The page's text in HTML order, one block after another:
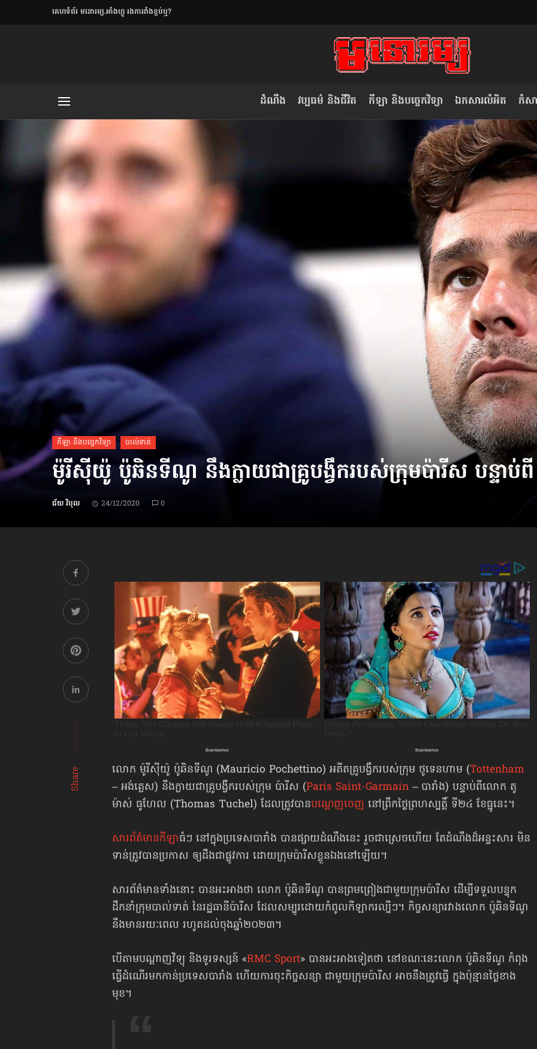
​គេហទំព័រ មនោរម្យ.អាំងហ្វូ រងការរាំងខ្ទប់ឬ?
ដំណឹង វប្បធម៌ និងជីវិត កីឡា និងបច្ចេកវិទ្យា ឯកសារលំអិត កំសា
កីឡា និងបច្ចេកវិទ្យា បាល់ទាត់
ម៉ូរីស៊ីយ៉ូ ប៉ូឆិនទីណូ នឹងក្លាយជាគ្រូបង្វឹក​របស់​ក្រុមប៉ារីស បន្ទា
ជ័យ វិបុល 24/12/2020 0
Share លោក ម៉ូរីស៊ីយ៉ូ ប៉ូឆិនទីណូ (Mauricio Pochettino) អតីតគ្រូបង្វឹករបស់ក្រុម ថូទេនហាម (Tottenham
– អង់គ្លេស) នឹងក្លាយជា​គ្រូបង្វឹក​របស់ក្រុម ប៉ារីស (Paris Saint-Garmain – បារាំង) បន្ទាប់ពីលោក តូ
ម៉ាស់ ធូហែល (Thomas Tuchel) ដែលត្រូវបានបណ្ដេញចេញ នៅព្រឹកថ្ងៃព្រហស្បត្តិ៍ ទី២៤ ខែធ្នូនេះ។
សារព័ត៌មានកីឡាធំៗ នៅក្នុងប្រទេសបារាំង បានផ្សាយដំណឹងនេះ រួចជាស្រេចហើយ តែដំណឹងដ៏អន្ទះសារ មិន
ទាន់ត្រូវបាន​ប្រកាស ឲ្យដឹងជាផ្លូវការ ដោយក្រុមប៉ារីស​ខ្លួនឯងនៅឡើយ។
សារព័ត៌មានទាំងនោះ បានអះអាងថា លោក ប៉ូឆិនទីណូ បានព្រមព្រៀង​ជាមួយក្រុមប៉ារីស ដើម្បីទទួលបន្ទុក
ដឹកនាំក្រុមបាល់ទាត់ នៃរដ្ឋធានីប៉ារីស ដែលសម្បូរដោយ​​កំពូលកីឡាករល្បីៗ។ កិច្ចសន្យារវាងលោក ប៉ូឆិនទីណូ
នឹងមានរយៈពេល រហូតដល់ចុងឆ្នាំ២០២៣។
បើតាមបណ្ដាញវិទ្យុ និងទូរទស្សន៍ «RMC Sport» បានអះអាងទៀតថា នៅខណៈនេះលោក ប៉ូឆិនទីណូ កំពុង
ធ្វើដំណើរ​មកកាន់ប្រទេស​បារាំង ហើយការចុះកិច្ចសន្យា ជាមួយក្រុមប៉ារីស អាចនឹងត្រូវធ្វើ ក្នុងប៉ុន្មានថ្ងៃខាង
មុខ។
ត៖ «កាមតណ្ហា​ លិខិតប្រិយមិត្ត៖ «អំពីទោសៈ»
វៀតណាម ក្នុង​ការប្តូរ​មេដឹកនាំ របស់​
លិខិតប្រិយមិត្ត៖ «កាមតណ្ហា​
មនុស្ស»
ខឹម វាសនា ថា«ស្រី
ចរិតថោក»​ស្លៀកពាក់
ប្រពៃណី​«ដេញប្រុស»
អឹមបាពេ ប្រកាសជាផ្លូវការ
ចាកចេញពីក្រុម ប៉ារីស
ផ្អាកលេង​​បើប្រធានសហព័ន្ធ​
មិនលាឈប់